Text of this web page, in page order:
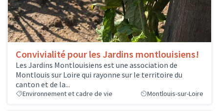
Convivialité pour les Jardins montlouisiens!
Les Jardins Montlouisiens est une association de
Montlouis sur Loire qui rayonne sur le territoire du
canton et de la...
Environnement et cadre de vie Montlouis-sur-Loire